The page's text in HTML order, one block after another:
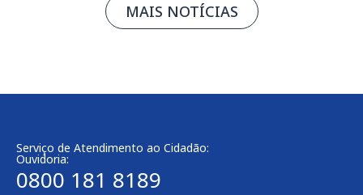
MAIS NOTÍCIAS
Serviço de Atendimento ao Cidadão:
Ouvidoria:
0800 181 8189